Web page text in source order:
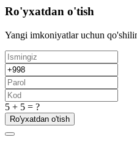
Ro'yxatdan o'tish
Yangi imkoniyatlar uchun
5 + 5 = ?
Ro'yxatdan o'tish